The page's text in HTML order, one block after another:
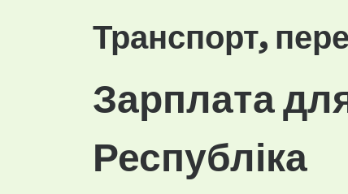
Транспорт,
Зарплата
Республіка